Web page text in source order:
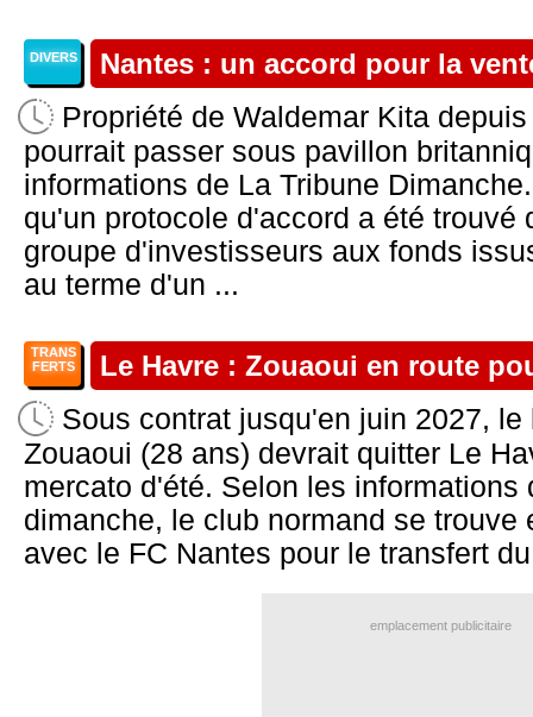
DIVERS Nantes : un accord pour la
Propriété de Waldemar Kita
pourrait passer sous pavillon
informations de La Tribune
qu'un protocole d'accord a été trouvé
groupe d'investisseurs aux fonds
au terme d'un ...
TRANS
FERTS
Le Havre : Zouaoui en route
Sous contrat jusqu'en juin 2027,
Zouaoui (28 ans) devrait quitter Le
mercato d'été. Selon les
dimanche, le club normand se
avec le FC Nantes pour le transfert
emplacement publicitaire